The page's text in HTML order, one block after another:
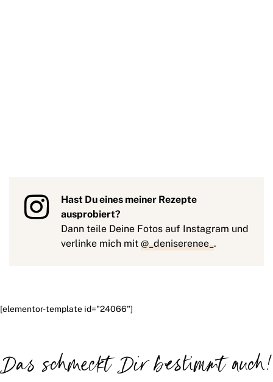
Hast Du eines meiner Rezepte
ausprobiert?
Dann teile Deine Fotos auf Instagram und
verlinke mich mit @_deniserenee_.
[elementor-template id="24066"]
Das schmeckt Dir bestimmt auch!